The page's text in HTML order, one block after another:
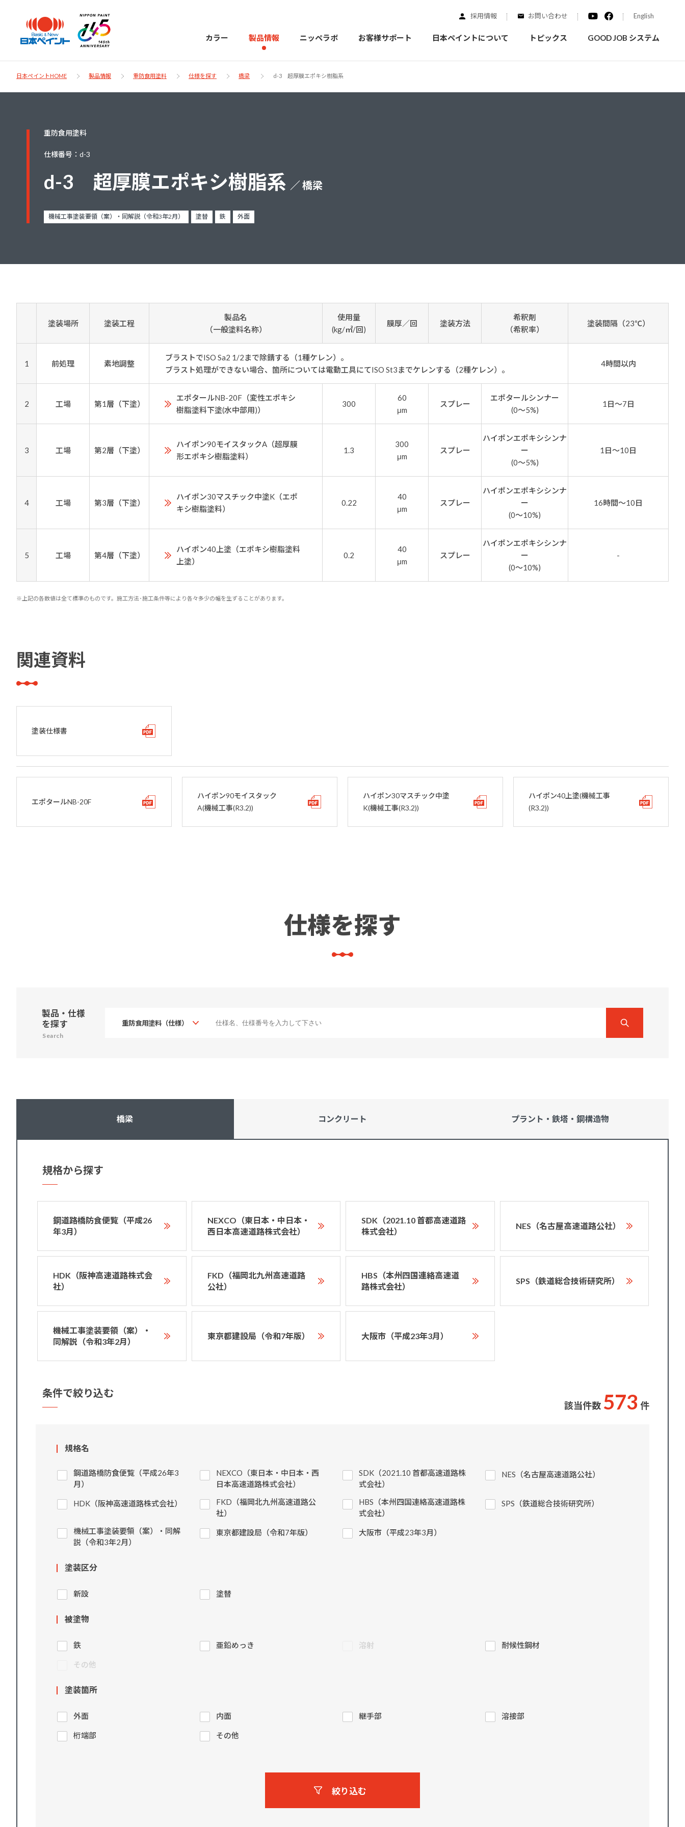
採用情報 お問い合わせ English
カラー 製品情報
す。
グランセラシリーズ パーフェクトシリーズ
THERMOEYE サーモアイ
プロテクトン
EMO
ダンジオーラシステム
SUSTAINA SYSTEM
グリーンループBMK
ニッペラボ
ニッペラボ
塗装をする時、施工会社へお願いする時に
紹介します。
お客様サポート
お客様サポー
ト
お問い合わせにあたっては、まずは「よく
あるご質問」をご参照ください。
日本ペイントについて
日本ペイント
に
ついて
日本ペイントグループの一員として、建築
物や大型構造物用、自動車の補修塗装向け
トピックス GOOD JOB システム
日本ペイントHOME 製品情報 重防食用塗料 仕様を探す 橋梁 d-3 超厚膜エポキシ樹脂系
重防食用塗料
仕様番号：d-3
d-3 超厚膜エポキシ樹脂系 ／ 橋梁
機械工事塗装要領（案）・同解説（令和3年2月） 塗替 鉄 外面
塗装場所 塗装工程
製品名
（一般塗料名称）
使用量
(kg/㎡/回)
膜厚／回 塗装方法
希釈剤
（希釈率）
塗装間隔（23℃）
1 前処理 素地調整
ブラストでISO Sa2 1/2まで除錆する（1種ケレン）。
ブラスト処理ができない場合、箇所については電動工具にてISO St3までケレンする（2種ケレン）。
4時間以内
2 工場 第1層（下塗）
エポタールNB-20F（変性エポキシ
樹脂塗料下塗(水中部用)）
300
60
μm
スプレー
エポタールシンナー
(0～5%)
1日～7日
3 工場 第2層（下塗）
ハイポン90モイスタックA（超厚膜
形エポキシ樹脂塗料）
1.3
300
μm
スプレー
ハイポンエポキシシンナ
ー
(0～5%)
1日～10日
4 工場 第3層（下塗）
ハイポン30マスチック中塗K（エポ
キシ樹脂塗料）
0.22
40
μm
スプレー
ハイポンエポキシシンナ
ー
(0～10%)
16時間～10日
5 工場 第4層（下塗）
ハイポン40上塗（エポキシ樹脂塗料
上塗）
0.2
40
μm
スプレー
ハイポンエポキシシンナ
ー
(0～10%)
-
※上記の各数値は全て標準のものです。施工方法･施工条件等により各々多少の幅を生ずることがあります。
関連資料
塗装仕様書
エポタールNB-20F
ハイポン90モイスタック
A(機械工事(R3.2))
ハイポン30マスチック中塗
K(機械工事(R3.2))
ハイポン40上塗(機械工事
(R3.2))
仕様を探す
製品・仕様
を探す
Search
橋梁 コンクリート プラント・鉄塔・ 鋼構造物
規格から探す
鋼道路橋防食便覧（平成26
年3月）
NEXCO（東日本・中日本・
西日本高速道路株式会社）
SDK（2021.10 首都高速道路
株式会社）
NES（名古屋高速道路公社）
HDK（阪神高速道路株式会
社）
FKD（福岡北九州高速道路
公社）
HBS（本州四国連絡高速道
路株式会社）
SPS（鉄道総合技術研究所）
機械工事塗装要領（案）・
同解説（令和3年2月）
東京都建設局（令和7年版） 大阪市（平成23年3月）
条件で絞り込む
該当件数 573 件
規格名
鋼道路橋防食便覧（平成26年3
月）
NEXCO（東日本・中日本・西
日本高速道路株式会社）
SDK（2021.10 首都高速道路株
式会社）
NES（名古屋高速道路公社）
HDK（阪神高速道路株式会社）
FKD（福岡北九州高速道路公
社）
HBS（本州四国連絡高速道路株
式会社）
SPS（鉄道総合技術研究所）
機械工事塗装要領（案）・同解
説（令和3年2月）
東京都建設局（令和7年版） 大阪市（平成23年3月）
塗装区分
新設 塗替
被塗物
鉄 亜鉛めっき 溶射 耐候性鋼材
その他
塗装箇所
外面 内面 継手部 溶接部
桁端部 その他
絞り込む